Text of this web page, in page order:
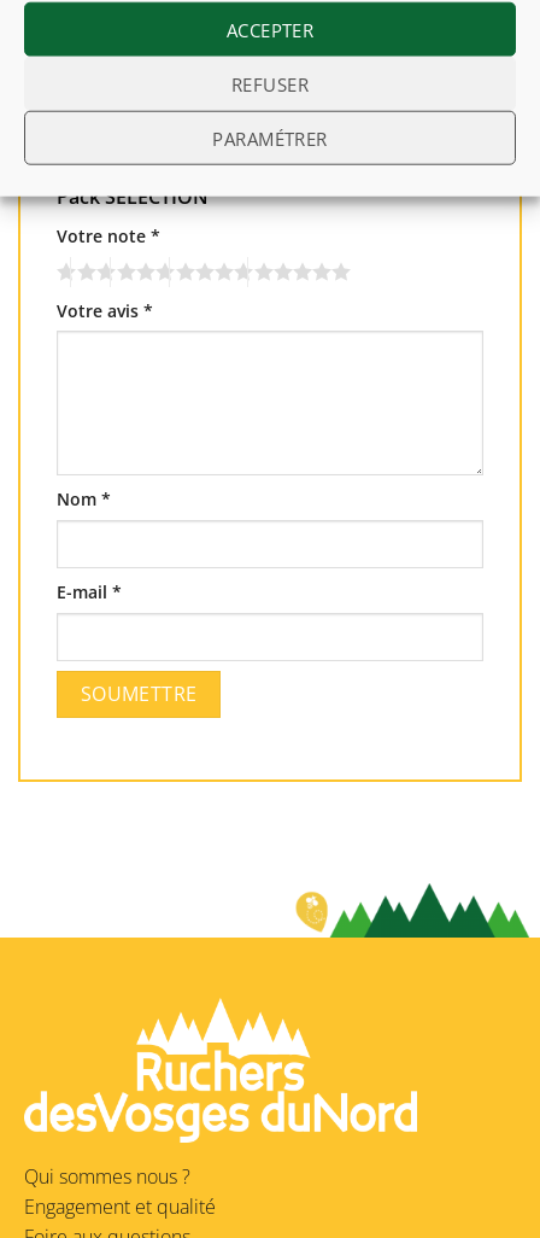
ACCEPTER
REFUSER
PARAMÉTRER
Soyez le premier à laisser votre avis sur “Le
Pack SÉLECTION”
Votre note *
Votre avis *
Nom *
E-mail *
Qui sommes nous ?
Engagement et qualité